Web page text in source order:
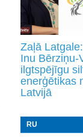
Zaļā
Inu Bērziņu-
ilgtspējīgu
enerģētikas
Latvijā
RU